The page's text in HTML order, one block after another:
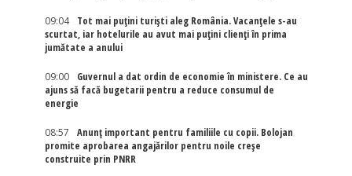
09:04
Tot mai puțini turiști aleg România. Vacanțele s-au
scurtat, iar hotelurile au avut mai puțini clienți în prima
jumătate a anului
09:00
Guvernul a dat ordin de economie în ministere. Ce au
ajuns să facă bugetarii pentru a reduce consumul de
energie
08:57
Anunț important pentru familiile cu copii. Bolojan
promite aprobarea angajărilor pentru noile creșe
construite prin PNRR